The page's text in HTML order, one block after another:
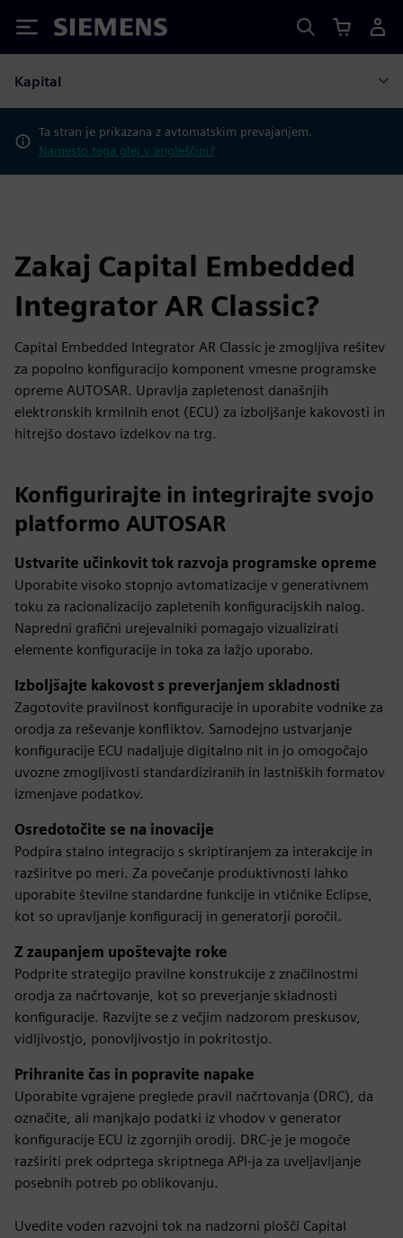
Siemens
Kapital
Ta stran je prikazana z avtomatskim prevajanjem.
Namesto tega glej v angleščini?
Zakaj Capital Embedded
Integrator AR Classic?
Capital Embedded Integrator AR Classic je zmogljiva rešitev
za popolno konfiguracijo komponent vmesne programske
opreme AUTOSAR. Upravlja zapletenost današnjih
elektronskih krmilnih enot (ECU) za izboljšanje kakovosti in
hitrejšo dostavo izdelkov na trg.
Konfigurirajte in integrirajte svojo
platformo AUTOSAR
Ustvarite učinkovit tok razvoja programske opreme
Uporabite visoko stopnjo avtomatizacije v generativnem
toku za racionalizacijo zapletenih konfiguracijskih nalog.
Napredni grafični urejevalniki pomagajo vizualizirati
elemente konfiguracije in toka za lažjo uporabo.
Izboljšajte kakovost s preverjanjem skladnosti
Zagotovite pravilnost konfiguracije in uporabite vodnike za
orodja za reševanje konfliktov. Samodejno ustvarjanje
konfiguracije ECU nadaljuje digitalno nit in jo omogočajo
uvozne zmogljivosti standardiziranih in lastniških formatov
izmenjave podatkov.
Osredotočite se na inovacije
Podpira stalno integracijo s skriptiranjem za interakcije in
razširitve po meri. Za povečanje produktivnosti lahko
uporabite številne standardne funkcije in vtičnike Eclipse,
kot so upravljanje konfiguracij in generatorji poročil.
Z zaupanjem upoštevajte roke
Podprite strategijo pravilne konstrukcije z značilnostmi
orodja za načrtovanje, kot so preverjanje skladnosti
konfiguracije. Razvijte se z večjim nadzorom preskusov,
vidljivostjo, ponovljivostjo in pokritostjo.
Prihranite čas in popravite napake
Uporabite vgrajene preglede pravil načrtovanja (DRC), da
označite, ali manjkajo podatki iz vhodov v generator
konfiguracije ECU iz zgornjih orodij. DRC-je je mogoče
razširiti prek odprtega skriptnega API-ja za uveljavljanje
posebnih potreb po oblikovanju.
Uvedite voden razvojni tok na nadzorni plošči Capital